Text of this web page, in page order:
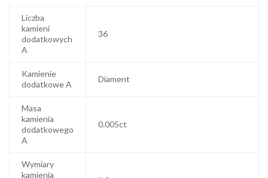
Liczba
kamieni
dodatkowych
A
36
Kamienie
dodatkowe A
Diament
Masa
kamienia
dodatkowego
A
0.005ct
Wymiary
kamienia